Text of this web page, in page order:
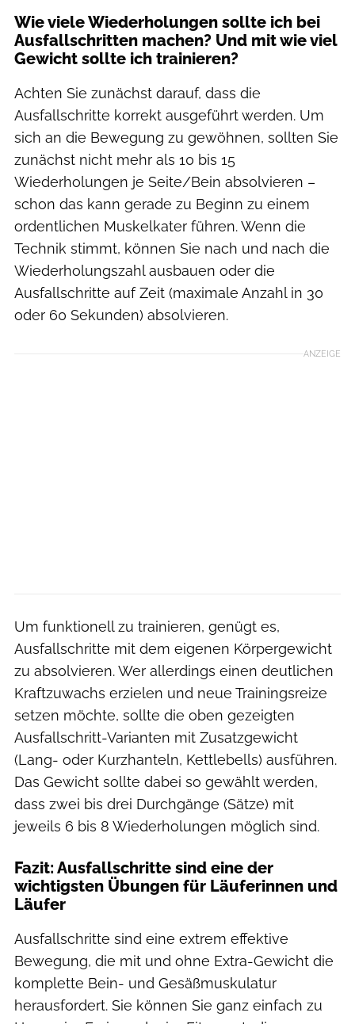
Wie viele Wiederholungen sollte ich bei
Ausfallschritten machen? Und mit wie viel
Gewicht sollte ich trainieren?
Achten Sie zunächst darauf, dass die
Ausfallschritte korrekt ausgeführt werden. Um
sich an die Bewegung zu gewöhnen, sollten Sie
zunächst nicht mehr als 10 bis 15
Wiederholungen je Seite/Bein absolvieren –
schon das kann gerade zu Beginn zu einem
ordentlichen Muskelkater führen. Wenn die
Technik stimmt, können Sie nach und nach die
Wiederholungszahl ausbauen oder die
Ausfallschritte auf Zeit (maximale Anzahl in 30
oder 60 Sekunden) absolvieren.
ANZEIGE
Um funktionell zu trainieren, genügt es,
Ausfallschritte mit dem eigenen Körpergewicht
zu absolvieren. Wer allerdings einen deutlichen
Kraftzuwachs erzielen und neue Trainingsreize
setzen möchte, sollte die oben gezeigten
Ausfallschritt-Varianten mit Zusatzgewicht
(Lang- oder Kurzhanteln, Kettlebells) ausführen.
Das Gewicht sollte dabei so gewählt werden,
dass zwei bis drei Durchgänge (Sätze) mit
jeweils 6 bis 8 Wiederholungen möglich sind.
Fazit: Ausfallschritte sind eine der
wichtigsten Übungen für Läuferinnen und
Läufer
Ausfallschritte sind eine extrem effektive
Bewegung, die mit und ohne Extra-Gewicht die
komplette Bein- und Gesäßmuskulatur
herausfordert. Sie können Sie ganz einfach zu